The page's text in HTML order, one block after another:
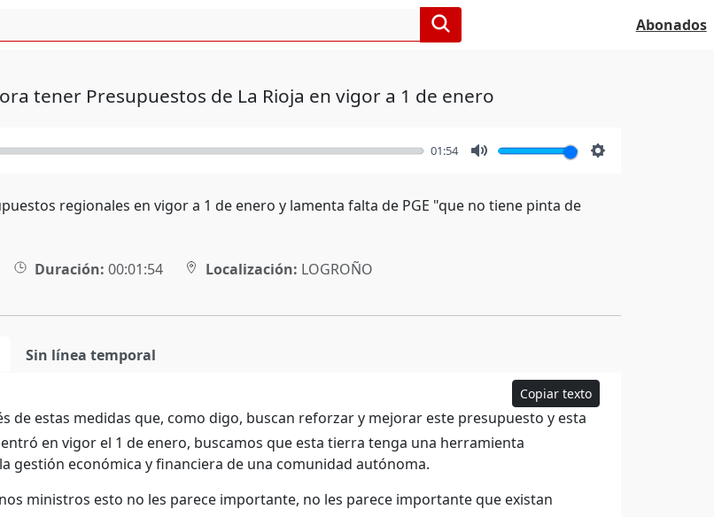
Abonados
tener Presupuestos de La Rioja en vigor a 1 de enero
01:54
regionales en vigor a 1 de enero y lamenta falta de PGE "que no tiene pinta de
Duración: 00:01:54 Localización: LOGROÑO
Sin línea temporal
Copiar texto
de estas medidas que, como digo, buscan reforzar y mejorar este presupuesto y esta
en vigor el 1 de enero, buscamos que esta tierra tenga una herramienta
gestión económica y financiera de una comunidad autónoma.
ministros esto no les parece importante, no les parece importante que existan